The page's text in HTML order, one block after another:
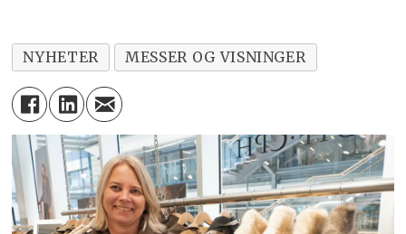
NYHETER MESSER OG VISNINGER